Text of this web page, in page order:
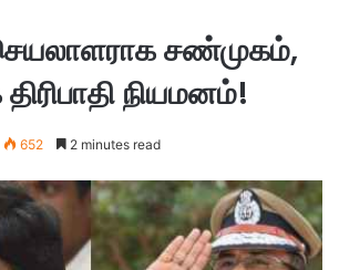
சண்முகம்,
திரிபாதி நியமனம்!
652 2 minutes read